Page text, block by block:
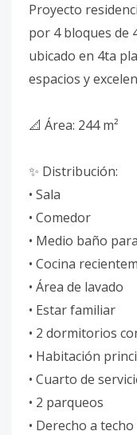
Proyecto
por 4 bloques de
ubicado en 4ta
espacios y
📐 Área: 244 m²
✨ Distribución:
• Sala
• Comedor
• Medio baño
• Cocina
• Área de lavado
• Estar familiar
• 2 dormitorios
• Habitación
• Cuarto de
• 2 parqueos
• Derecho a